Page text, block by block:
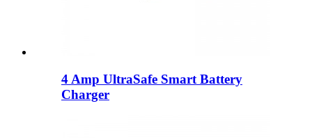
4 Amp UltraSafe Smart Battery
Charger